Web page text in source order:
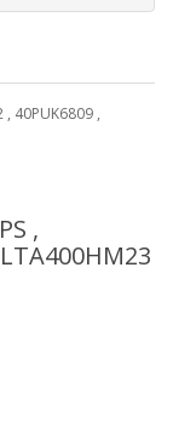
, 40PUK6809 ,
,